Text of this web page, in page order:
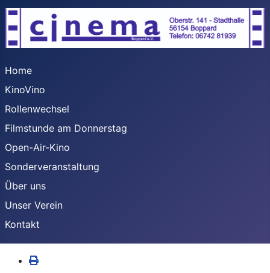
Home
KinoVino
Rollenwechsel
Filmstunde am Donnerstag
Open-Air-Kino
Sonderveranstaltung
Über uns
Unser Verein
Kontakt